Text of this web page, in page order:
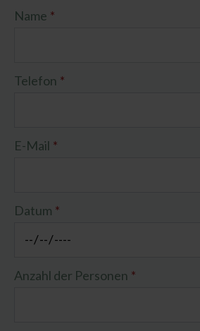
Name *
Telefon *
E-Mail *
Datum *
Anzahl der Personen *